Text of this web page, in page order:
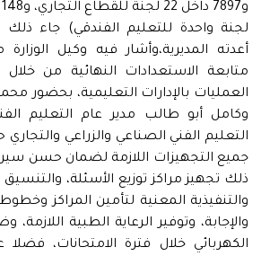
لجنة واحدة للتعليم الفندقي) جاء ذلك
أعدته المديرية،وأشار فيه وكيل الوزارة
متابعة الاستعدادات النهائية من
العمليات بالإدارات التعليمية، بحضور
وكامل أبو طالب مدير عام التعليم
التعليم الفني الصناعي والزراعي
جميع التجهيزات اللازمة لضمان حسن سير
ذلك تجهيز مراكز توزيع الأسئلة،
والتنفيذية المعنية لتأمين المراكز
والإجابة، وتوفير الرعاية الطبية اللازمة،
الكهربائي خلال فترة الامتحانات،